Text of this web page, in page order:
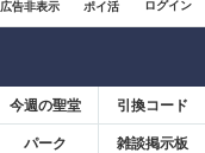
広告非表示 ポイ活
今週の聖堂 引換コード
パーク 雑談掲示板